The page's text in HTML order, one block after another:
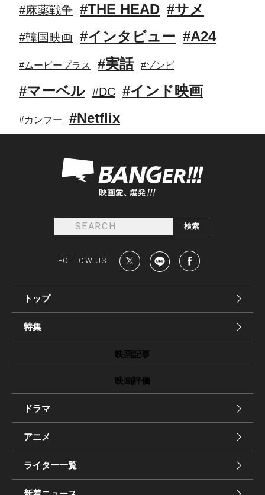
#麻薬戦争 #THE HEAD #サメ
#韓国映画 #インタビュー #A24
#ムービープラス #実話 #ゾンビ
#マーベル #DC #インド映画
#カンフー #Netflix
FOLLOW US
トップ
特集
映画記事
映画評価
ドラマ
アニメ
ライター一覧